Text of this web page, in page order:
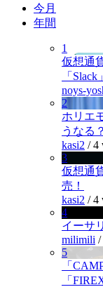
今月
年間
1
仮想通
「Slack」
noys-
2
ホリエ
うなる？
kasi2 /4
3
仮想通
売！
kasi2 /4
4
イーサ
milimili /
5
「
「